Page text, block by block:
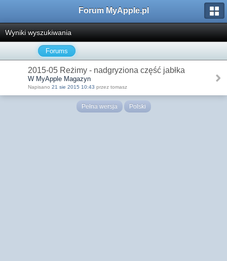
Forum MyApple.pl
Wyniki wyszukiwania
Forums
2015-05 Reżimy - nadgryziona część jabłka
W MyApple Magazyn
Napisano 21 sie 2015 10:43 przez tomasz
Pełna wersja Polski